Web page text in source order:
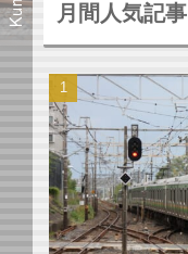
月間人気記事